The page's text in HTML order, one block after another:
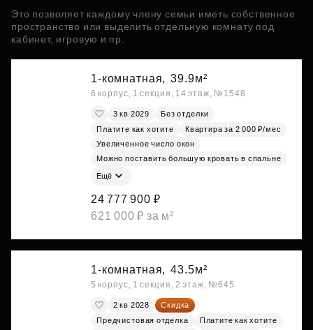
Это позволяет каждому члену семьи иметь собственное
пространство или выделить отдельную комнату под
кабинет, игровую и пр.
1-комнатная, 39.9м²
6 корпус, 1 секция, 14 этаж, №1548
3 кв 2029
Без отделки
Платите как хотите
Квартира за 2 000 ₽/мес
Увеличенное число окон
Можно поставить большую кровать в спальне
Ещё
24 777 900 ₽
621 000 ₽ за м²
1-комнатная, 43.5м²
5 корпус, 1 секция, 2 этаж, №645
2 кв 2028
Скидка
Предчистовая отделка
Платите как хотите